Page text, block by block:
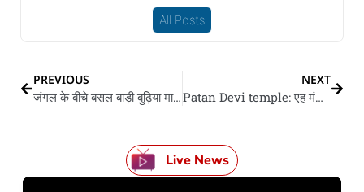
All Posts
PREVIOUS
जंगल के बीचे बसल बाड़ी बुढ़िया माई, जानीं एह मन्दिर के पूरा इतिहास
NEXT
Patan Devi temple: एह मंद‍िर के वजह से मिलल बा पटना शहर के एकर नाव
Live News